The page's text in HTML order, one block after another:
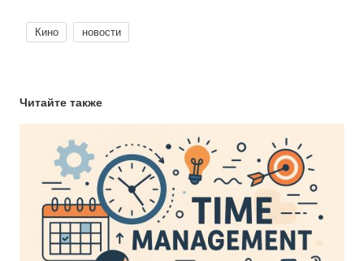
Кино новости
Читайте также